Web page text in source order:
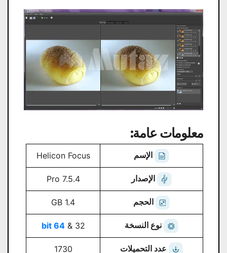
معلومات عامة:
الإسم Helicon Focus
الإصدار Pro 7.5.4
الحجم 1.4 GB
نوع النسخة 32 &
64 bit
عدد التحميلات 1730